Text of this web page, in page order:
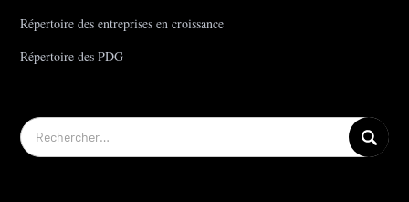
Répertoire des entreprises en croissance
Répertoire des PDG